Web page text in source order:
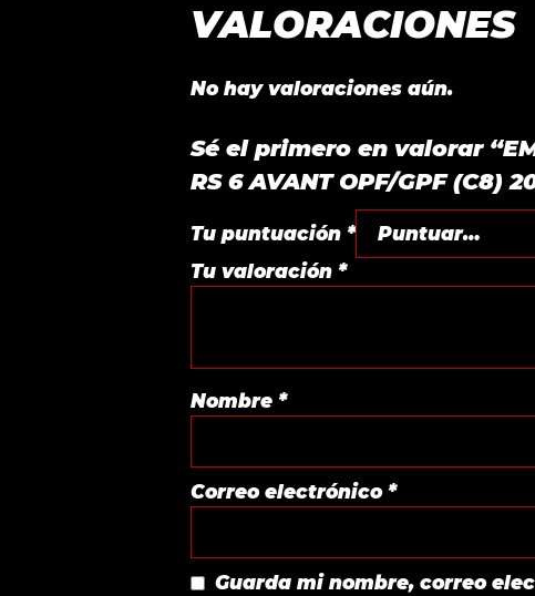
VALORACIONES
No hay valoraciones aún.
Sé el primero en valorar
RS 6 AVANT OPF/GPF (C8)
Tu puntuación *
Tu valoración *
Nombre *
Correo electrónico *
Guarda mi nombre, correo